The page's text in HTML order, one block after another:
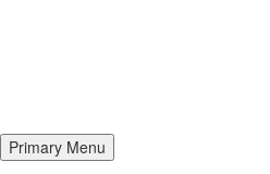
Primary Menu